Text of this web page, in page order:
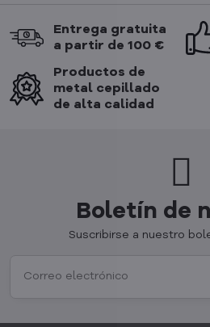
Entrega gratuita
a partir de 100 €
Productos de
metal cepillado
de alta calidad
Boletín de
Suscribirse a nuestro